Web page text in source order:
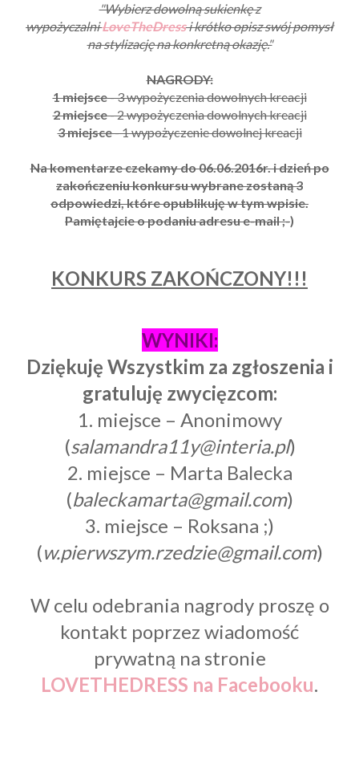
"Wybierz dowolną sukienkę z
wypożyczalniLoveTheDressi krótko opisz swój pomysł
na stylizację na konkretną okazję."
NAGRODY:
1 miejsce- 3 wypożyczenia dowolnych kreacji
2 miejsce- 2 wypożyczenia dowolnych kreacji
3 miejsce- 1 wypożyczenie dowolnej kreacji
Na komentarze czekamy do 06.06.2016r. i dzień po
zakończeniu konkursu wybrane zostaną 3
odpowiedzi, które opublikuję w tym wpisie.
Pamiętajcie o podaniu adresu e-mail ;-)
KONKURS ZAKOŃCZONY!!!
WYNIKI:
Dziękuję Wszystkim za zgłoszenia i
gratuluję zwycięzcom:
1. miejsce – Anonimowy
(salamandra11y@interia.pl)
2. miejsce – Marta Balecka
(baleckamarta@gmail.com)
3. miejsce – Roksana ;)
(w.pierwszym.rzedzie@gmail.com)
W celu odebrania nagrody proszę o
kontakt poprzez wiadomość
prywatną na stronie
LOVETHEDRESS na Facebooku.